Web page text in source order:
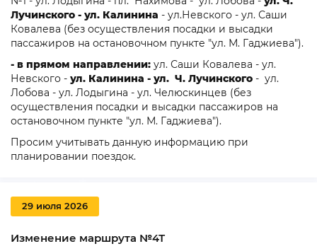
Лучинского - ул. Калинина - ул.Невского - ул. Саши
Ковалева (без осуществления посадки и высадки
пассажиров на остановочном пункте "ул. М. Гаджиева").
- в прямом направлении: ул. Саши Ковалева - ул.
Невского - ул. Калинина - ул. Ч. Лучинского - ул.
Лобова - ул. Лодыгина - ул. Челюскинцев (без
осуществления посадки и высадки пассажиров на
остановочном пункте "ул. М. Гаджиева").
Просим учитывать данную информацию при
планировании поездок.
29 июля 2026
Изменение маршрута №4Т